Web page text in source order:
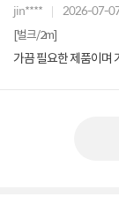
jin**** 2026-07-
[벌크/2m]
가끔 필요한 제품이며